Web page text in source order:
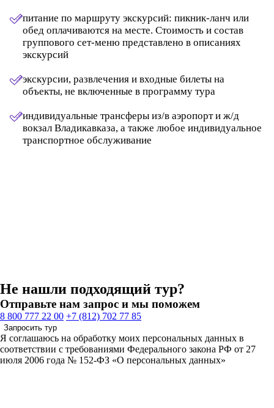
питание по маршруту экскурсий: пикник-ланч или
обед оплачиваются на месте. Стоимость и состав
группового сет-меню представлено в описаниях
экскурсий
экскурсии, развлечения и входные билеты на
объекты, не включенные в программу тура
индивидуальные трансферы из/в аэропорт и ж/д
вокзал Владикавказа, а также любое индивидуальное
транспортное обслуживание
Не нашли подходящий тур?
Отправьте нам запрос и мы поможем
8 800 777 22 00 +7 (812) 702 77 85
Запросить тур
Я соглашаюсь на обработку моих персональных данных в
соответствии с требованиями Федерального закона РФ от 27
июля 2006 года № 152-ФЗ «О персональных данных»